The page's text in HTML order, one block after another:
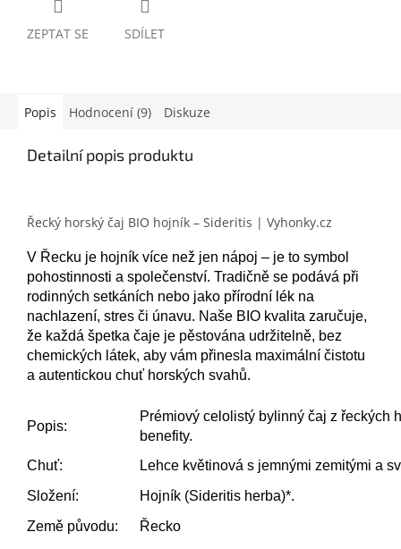
ZEPTAT SE SDÍLET
Popis Hodnocení (9) Diskuze
Detailní popis produktu
Řecký horský čaj BIO hojník – Sideritis | Vyhonky.cz
V Řecku je hojník více než jen nápoj – je to symbol
pohostinnosti a společenství. Tradičně se podává při
rodinných setkáních nebo jako přírodní lék na
nachlazení, stres či únavu. Naše BIO kvalita zaručuje,
že každá špetka čaje je pěstována udržitelně, bez
chemických látek, aby vám přinesla maximální čistotu
a autentickou chuť horských svahů.
Popis:
Prémiový celolistý bylinný čaj z řeckých
benefity.
Chuť:
Lehce květinová s jemnými zemitými a
Složení:
Hojník (Sideritis herba)*.
Země původu:
Řecko